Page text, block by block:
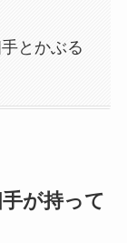
とかぶる
が持って